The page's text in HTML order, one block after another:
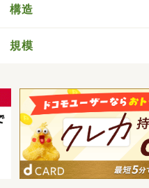
構造
規模